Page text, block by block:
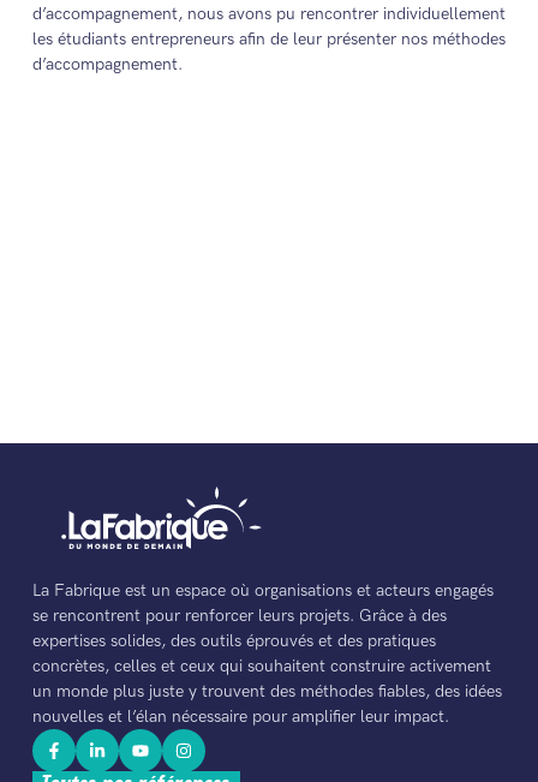
d’accompagnement, nous avons pu rencontrer individuellement
les étudiants entrepreneurs afin de leur présenter nos méthodes
d’accompagnement.
La Fabrique est un espace où organisations et acteurs engagés
se rencontrent pour renforcer leurs projets. Grâce à des
expertises solides, des outils éprouvés et des pratiques
concrètes, celles et ceux qui souhaitent construire activement
un monde plus juste y trouvent des méthodes fiables, des idées
nouvelles et l’élan nécessaire pour amplifier leur impact.